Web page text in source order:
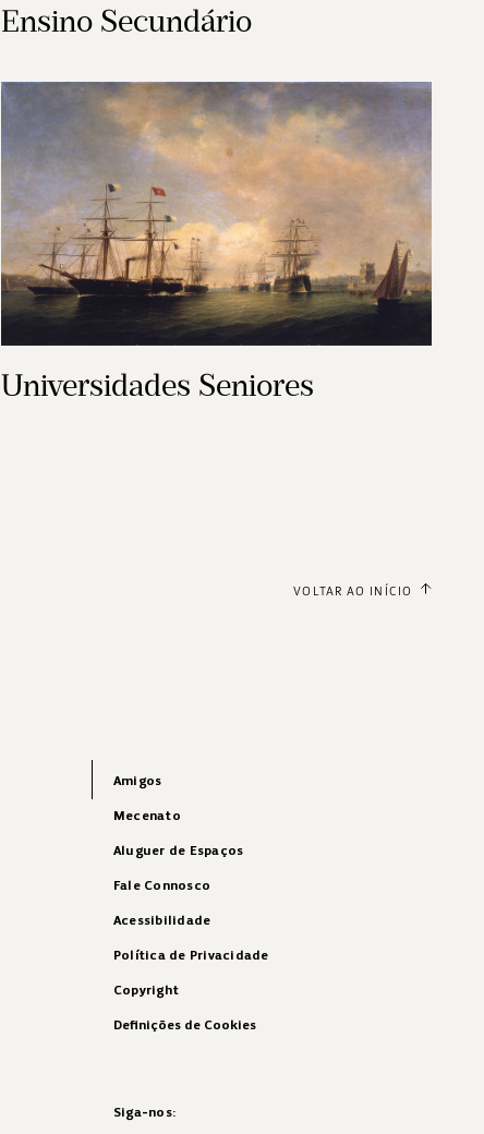
Ensino Secundário
Universidades Seniores
VOLTAR AO INÍCIO
Amigos
Mecenato
Aluguer de Espaços
Fale Connosco
Acessibilidade
Política de Privacidade
Copyright
Definições de Cookies
Siga-nos: